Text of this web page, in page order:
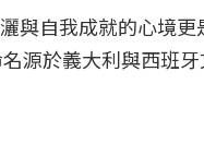
與自我成就的心境更
源於義大利與西班